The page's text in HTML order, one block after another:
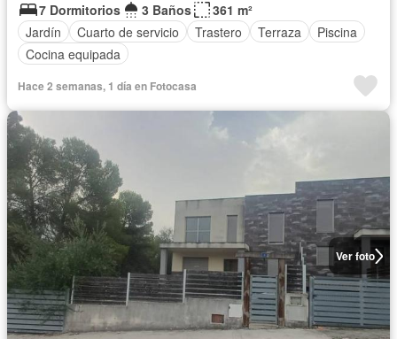
7 Dormitorios
3 Baños
361 m²
Jardín
Cuarto de servicio Trastero Terraza
Piscina
Cocina equipada
Hace 2 semanas, 1 día en Fotocasa
Ver foto